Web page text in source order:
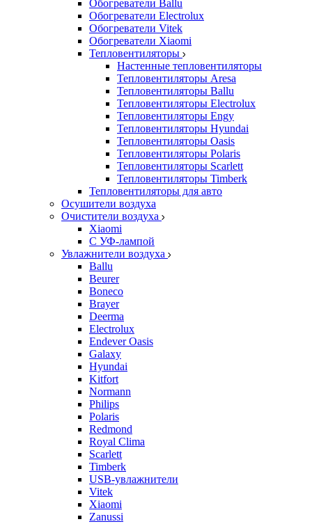
Обогреватели Ballu
Обогреватели Electrolux
Обогреватели Vitek
Обогреватели Xiaomi
Тепловентиляторы
Настенные тепловентиляторы
Тепловентиляторы Aresa
Тепловентиляторы Ballu
Тепловентиляторы Electrolux
Тепловентиляторы Engy
Тепловентиляторы Hyundai
Тепловентиляторы Oasis
Тепловентиляторы Polaris
Тепловентиляторы Scarlett
Тепловентиляторы Timberk
Тепловентиляторы для авто
Осушители воздуха
Очистители воздуха
Xiaomi
С УФ-лампой
Увлажнители воздуха
Ballu
Beurer
Boneco
Brayer
Deerma
Electrolux
Endever Oasis
Galaxy
Hyundai
Kitfort
Normann
Philips
Polaris
Redmond
Royal Clima
Scarlett
Timberk
USB-увлажнители
Vitek
Xiaomi
Zanussi